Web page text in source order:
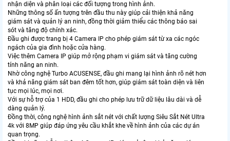
nhận diện và phân loại các đối tượng trong hình ảnh.
Những thông số ấn tượng trên đầu thu này giúp cải thiện khả năng
giám sát và quản lý an ninh, đồng thời giảm thiểu các thông báo sai
sót và tăng độ chính xác.
Đầu ghi được trang bị 4 Camera IP cho phép giám sát từ xa các ngóc
ngách của gia đình hoặc cửa hàng.
Việc thêm Camera IP giúp mở rộng phạm vi giám sát và tăng cường
tính năng an ninh.
Nhờ công nghệ Turbo ACUSENSE, đầu ghi mang lại hình ảnh rõ nét hơn
và khả năng giám sát ban đêm tốt hơn, giúp giám sát toàn diện và liên
tục mọi lúc, mọi nơi.
Với sự hỗ trợ của 1 HDD, đầu ghi cho phép lưu trữ dữ liệu lâu dài và dễ
dàng quản lý.
Đồng thời, công nghệ hình ảnh sắt nét với chất lượng Siêu Sắt Nét Ultra
4k với 8MP giúp đáp ứng yêu cầu khắt khe về hình ảnh của các dự án
quan trọng.